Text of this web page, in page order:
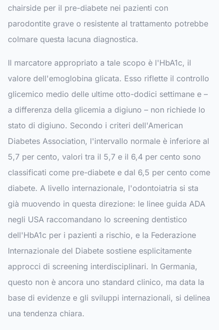
chairside per il pre-diabete nei pazienti con
parodontite grave o resistente al trattamento potrebbe
colmare questa lacuna diagnostica.
Il marcatore appropriato a tale scopo è l'HbA1c, il
valore dell'emoglobina glicata. Esso riflette il controllo
glicemico medio delle ultime otto-dodici settimane e –
a differenza della glicemia a digiuno – non richiede lo
stato di digiuno. Secondo i criteri dell'American
Diabetes Association, l'intervallo normale è inferiore al
5,7 per cento, valori tra il 5,7 e il 6,4 per cento sono
classificati come pre-diabete e dal 6,5 per cento come
diabete. A livello internazionale, l'odontoiatria si sta
già muovendo in questa direzione: le linee guida ADA
negli USA raccomandano lo screening dentistico
dell'HbA1c per i pazienti a rischio, e la Federazione
Internazionale del Diabete sostiene esplicitamente
approcci di screening interdisciplinari. In Germania,
questo non è ancora uno standard clinico, ma data la
base di evidenze e gli sviluppi internazionali, si delinea
una tendenza chiara.